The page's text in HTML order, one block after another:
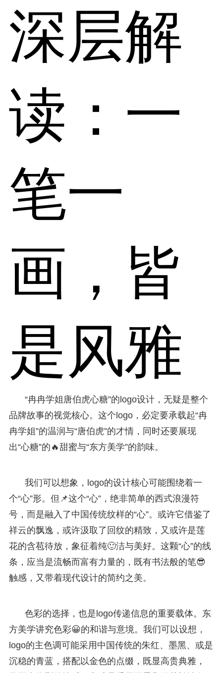
深层解
读：一
笔一
画，皆
是风雅
“冉冉学姐唐伯虎心糖”的logo设计，无疑是整个
品牌故事的视觉核心。这个logo，必定要承载起“冉
冉学姐”的温润与“唐伯虎”的才情，同时还要展现
出“心糖”的🔥甜蜜与“东方美学”的韵味。
我们可以想象，logo的设计核心可能围绕着一
个“心”形。但📌这个“心”，绝非简单的西式浪漫符
号，而是融入了中国传统纹样的“心”。或许它借鉴了
祥云的飘逸，或许汲取了回纹的精致，又或许是莲
花的含苞待放，象征着纯🙂洁与美好。这颗“心”的线
条，应当是流畅而富有力量的，既有书法般的笔😎
触感，又带着现代设计的简约之美。
色彩的选择，也是logo传递信息的重要载体。东
方美学讲究色彩😀的和谐与意境。我们可以设想，
logo的主色调可能采用中国传统的朱红、墨黑、或是
沉稳的青蓝，搭配以金色的点缀，既显高贵典雅，